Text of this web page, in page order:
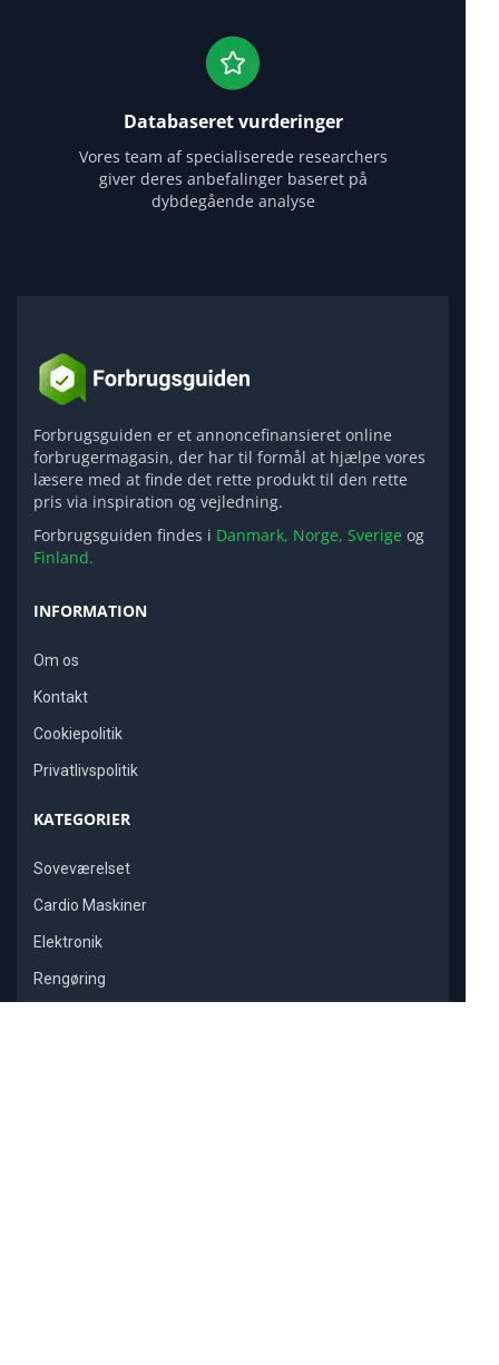
Databaseret vurderinger
Vores team af specialiserede researchers
giver deres anbefalinger baseret på
dybdegående analyse
Forbrugsguiden er et annoncefinansieret online
forbrugermagasin, der har til formål at hjælpe vores
læsere med at finde det rette produkt til den rette
pris via inspiration og vejledning.
Forbrugsguiden findes i Danmark, Norge, Sverige og
Finland.
INFORMATION
Om os
Kontakt
Cookiepolitik
Privatlivspolitik
KATEGORIER
Soveværelset
Cardio Maskiner
Elektronik
Rengøring